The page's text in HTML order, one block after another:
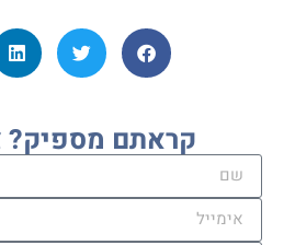
קראתם מספיק?